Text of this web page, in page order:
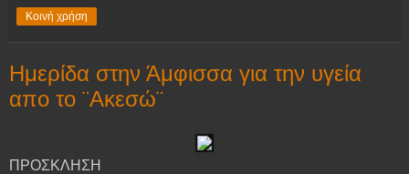
Κοινή χρήση
Ημερίδα στην Άμφισσα για την υγεία
απο το ¨Ακεσώ¨
ΠΡΟΣΚΛΗΣΗ